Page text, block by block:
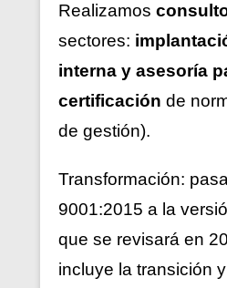
Realizamos
sectores:
interna y asesoría
certificación de
de gestión).
Transformación:
9001:2015 a la
que se revisará en
incluye la transición